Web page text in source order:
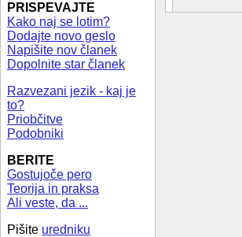
PRISPEVAJTE
Kako naj se lotim?
Dodajte novo geslo
Napišite nov članek
Dopolnite star članek
Razvezani jezik - kaj je
to?
Priobčitve
Podobniki
BERITE
Gostujoče pero
Teorija in praksa
Ali veste, da ...
Pišite uredniku